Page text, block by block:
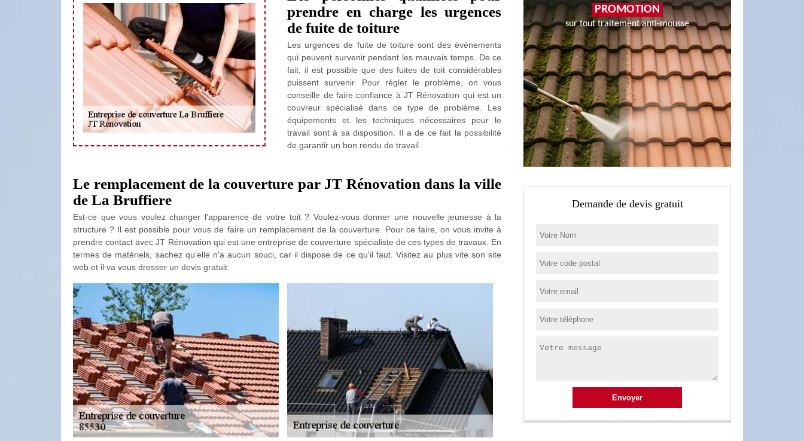
prendre en charge les urgences
de fuite de toiture
Les urgences de fuite de toiture sont des évènements
qui peuvent survenir pendant les mauvais temps. De ce
fait, il est possible que des fuites de toit considérables
puissent survenir. Pour régler le problème, on vous
conseille de faire confiance à JT Rénovation qui est un
couvreur spécialisé dans ce type de problème. Les
équipements et les techniques nécessaires pour le
travail sont à sa disposition. Il a de ce fait la possibilité
de garantir un bon rendu de travail.
Le remplacement de la couverture par JT Rénovation dans la ville
de La Bruffiere
Est-ce que vous voulez changer l'apparence de votre toit ? Voulez-vous donner une nouvelle jeunesse à la
structure ? Il est possible pour vous de faire un remplacement de la couverture. Pour ce faire, on vous invite à
prendre contact avec JT Rénovation qui est une entreprise de couverture spécialiste de ces types de travaux. En
termes de matériels, sachez qu'elle n'a aucun souci, car il dispose de ce qu'il faut. Visitez au plus vite son site
web et il va vous dresser un devis gratuit.
PROMOTION
sur tout traitement anti-mousse
Demande de devis gratuit